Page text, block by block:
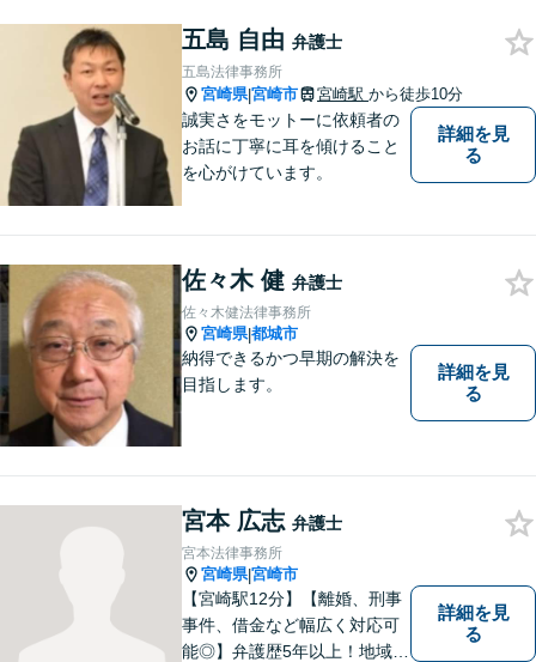
は，依頼者が希望されるベス
トな解決に至るよう最善を尽
くします。お気軽にご相談く
ださい。
五島 自由 弁護士
五島法律事務所
宮崎県|宮崎市 宮崎駅 から徒歩10分
誠実さをモットーに依頼者の
お話に丁寧に耳を傾けること
を心がけています。
詳細を見
る
佐々木 健 弁護士
佐々木健法律事務所
宮崎県|都城市
納得できるかつ早期の解決を
目指します。
詳細を見
る
宮本 広志 弁護士
宮本法律事務所
宮崎県|宮崎市
【宮崎駅12分】【離婚、刑事
事件、借金など幅広く対応可
能◎】弁護歴5年以上！地域に
詳細を見
る